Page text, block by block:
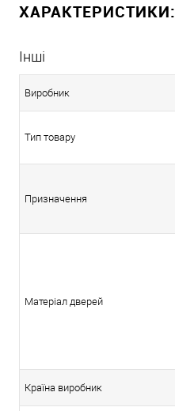
ХАРАКТЕРИСТИКИ:
Інші
Виробник
Тип товару
Призначення
Матеріал дверей
Країна виробник